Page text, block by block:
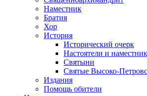
Наместник
Братия
Хор
История
Исторический очерк
Настоятели и
Святыни
Святые Высоко-
Издания
Помощь обители